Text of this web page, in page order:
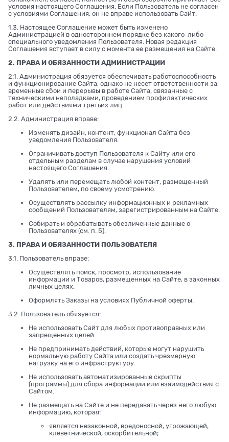
условия настоящего Соглашения. Если Пользователь не согласен
с условиями Соглашения, он не вправе использовать Сайт.
1.3. Настоящее Соглашение может быть изменено
Администрацией в одностороннем порядке без какого-либо
специального уведомления Пользователя. Новая редакция
Соглашения вступает в силу с момента ее размещения на Сайте.
2. ПРАВА И ОБЯЗАННОСТИ АДМИНИСТРАЦИИ
2.1. Администрация обязуется обеспечивать работоспособность
и функционирование Сайта, однако не несет ответственности за
временные сбои и перерывы в работе Сайта, связанные с
техническими неполадками, проведением профилактических
работ или действиями третьих лиц.
2.2. Администрация вправе:
Изменять дизайн, контент, функционал Сайта без
уведомления Пользователя.
Ограничивать доступ Пользователя к Сайту или его
отдельным разделам в случае нарушения условий
настоящего Соглашения.
Удалять или перемещать любой контент, размещенный
Пользователем, по своему усмотрению.
Осуществлять рассылку информационных и рекламных
сообщений Пользователям, зарегистрированным на Сайте.
Собирать и обрабатывать обезличенные данные о
Пользователях (см. п. 5).
3. ПРАВА И ОБЯЗАННОСТИ ПОЛЬЗОВАТЕЛЯ
3.1. Пользователь вправе:
Осуществлять поиск, просмотр, использование
информации и Товаров, размещенных на Сайте, в законных
личных целях.
Оформлять Заказы на условиях Публичной оферты.
3.2. Пользователь обязуется:
Не использовать Сайт для любых противоправных или
запрещенных целей.
Не предпринимать действий, которые могут нарушить
нормальную работу Сайта или создать чрезмерную
нагрузку на его инфраструктуру.
Не использовать автоматизированные скрипты
(программы) для сбора информации или взаимодействия с
Сайтом.
Не размещать на Сайте и не передавать через него любую
информацию, которая:
является незаконной, вредоносной, угрожающей,
клеветнической, оскорбительной;